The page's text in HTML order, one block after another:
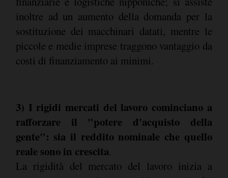
inoltre ad un aumento della domanda per la
sostituzione dei macchinari datati, mentre le
piccole e medie imprese traggono vantaggio da
costi di finanziamento ai minimi.
3) I rigidi mercati del lavoro cominciano a
rafforzare il "potere d'acquisto della
gente": sia il reddito nominale che quello
reale sono in crescita.
La rigidità del mercato del lavoro inizia a